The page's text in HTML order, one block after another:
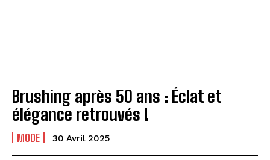
Brushing après 50 ans : Éclat et
élégance retrouvés !
MODE 30 Avril 2025